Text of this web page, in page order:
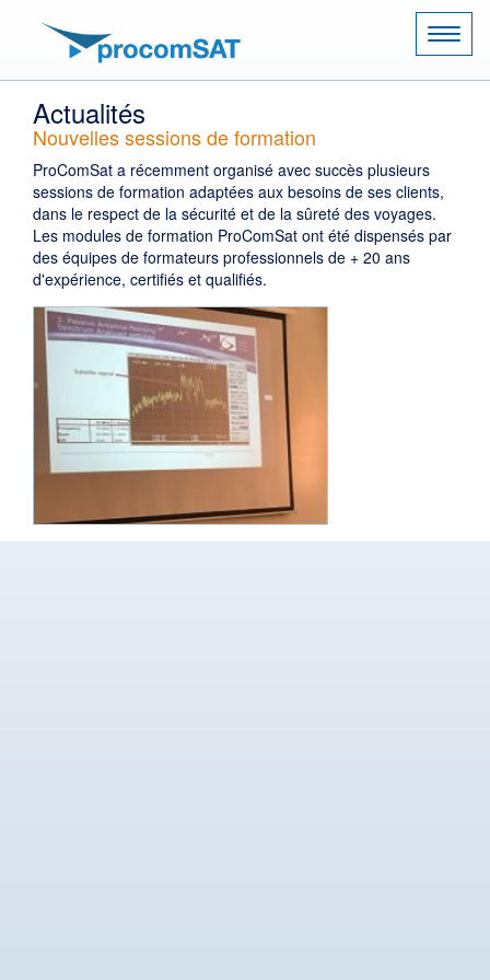
Actualités
Nouvelles sessions de formation
ProComSat a récemment organisé avec succès plusieurs
sessions de formation adaptées aux besoins de ses clients,
dans le respect de la sécurité et de la sûreté des voyages.
Les modules de formation ProComSat ont été dispensés par
des équipes de formateurs professionnels de + 20 ans
d'expérience, certifiés et qualifiés.